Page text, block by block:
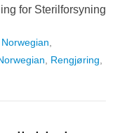
for Sterilforsyning
Rengjøring